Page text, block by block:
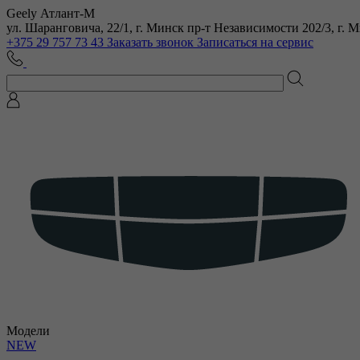
Geely Атлант-М
ул. Шаранговича, 22/1, г. Минск пр-т Независимости 202/3, г.
+375 29 757 73 43 Заказать звонок Записаться на сервис
Модели
NEW